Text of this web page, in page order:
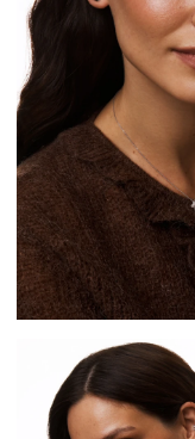
Двойной серебряный
кафф с фианитами
9 200 ₽
-50%
ХИТ